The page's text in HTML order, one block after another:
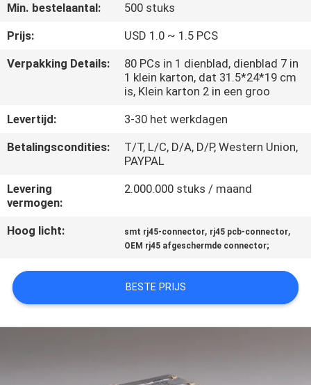
CONTACTEER
ONS
SHOW
SITEMAP
PRIVACY
POLICY
Min. bestelaantal:
500 stuks
Prijs:
USD 1.0 ~ 1.5 PCS
Verpakking Details:
80 PCs in 1 dienblad, dienblad 7 in
1 klein karton, dat 31.5*24*19 cm
is, Klein karton 2 in een groo
Levertijd:
3-30 het werkdagen
Betalingscondities:
T/T, L/C, D/A, D/P, Western Union,
PAYPAL
Levering
vermogen:
2.000.000 stuks / maand
Hoog licht: smt rj45-connector, rj45 pcb-connector,
OEM rj45 afgeschermde connector;
BESTE PRIJS